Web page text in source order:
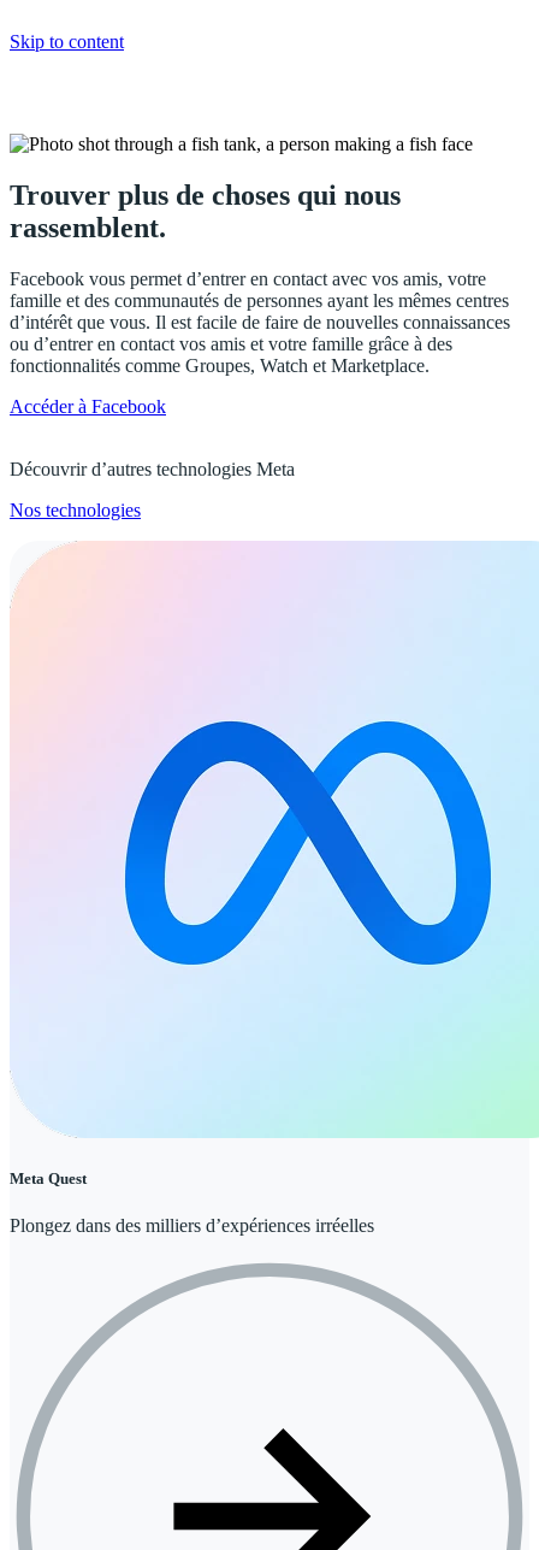
Skip to content
Trouver plus de choses qui nous
rassemblent.
Facebook vous permet d’entrer en contact avec vos amis, votre
famille et des communautés de personnes ayant les mêmes centres
d’intérêt que vous. Il est facile de faire de nouvelles connaissances
ou d’entrer en contact vos amis et votre famille grâce à des
fonctionnalités comme Groupes, Watch et Marketplace.
Accéder à Facebook
Découvrir d’autres technologies Meta
Nos technologies
Meta Quest
Plongez dans des milliers d’expériences irréelles